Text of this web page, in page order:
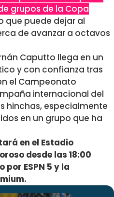
grupos de la Copa
que puede dejar al
de avanzar a octavos
Caputto llega en un
y con confianza tras
el Campeonato
internacional del
hinchas, especialmente
en un grupo que ha
en el Estadio
desde las 18:00
ESPN 5 y la